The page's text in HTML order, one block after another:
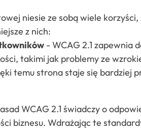
niesie ze sobą wiele
z nich:
- WCAG 2.1 zapewnia
takimi jak problemy ze
temu strona staje się bardziej
WCAG 2.1 świadczy o
biznesu. Wdrażając te